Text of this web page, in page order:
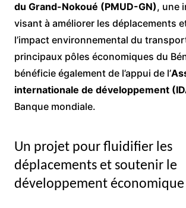
du Grand-Nokoué (PMUD-GN), une
visant à améliorer les déplacements
l’impact environnemental du
principaux pôles économiques du
bénéficie également de l’appui de l’
internationale de développement
Banque mondiale.
Un projet pour fluidifier les
déplacements et soutenir le
développement économique